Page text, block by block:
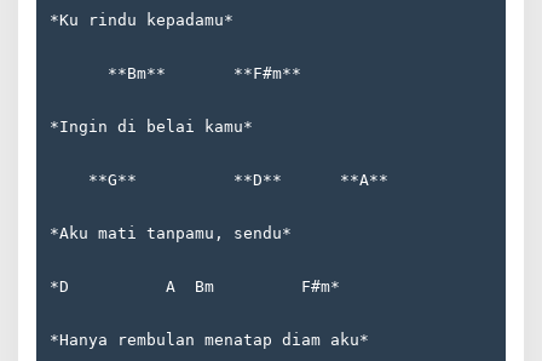
*Ku rindu kepadamu*
      **Bm**       **F#m**
*Ingin di belai kamu*
    **G**          **D**      **A**
*Aku mati tanpamu, sendu*
*D          A  Bm         F#m*
*Hanya rembulan menatap diam aku*